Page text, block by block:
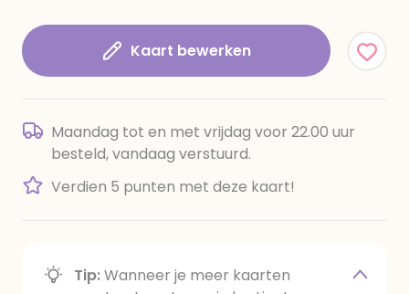
Kaart bewerken
Maandag tot en met vrijdag voor 22.00 uur
besteld, vandaag verstuurd.
Verdien 5 punten met deze kaart!
Tip:Wanneer je meer kaarten